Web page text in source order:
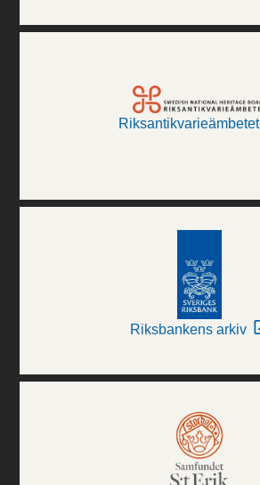
Riksantikvarieämbetet
Riksbankens arkiv